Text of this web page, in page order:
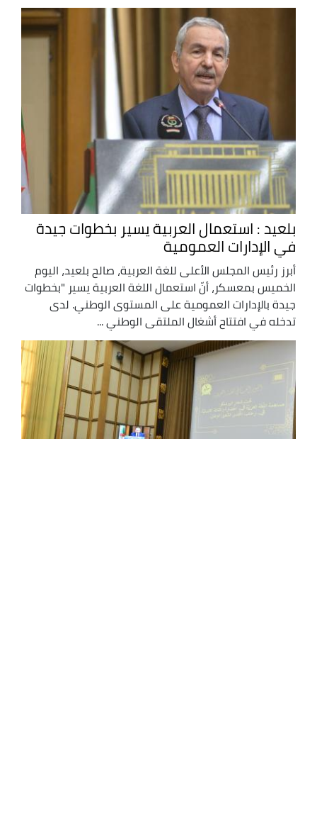
بلعيد : استعمال العربية يسير بخطوات جيدة
في الإدارات العمومية
أبرز رئيس المجلس الأعلى للغة العربية، صالح بلعيد، اليوم
الخميس بمعسكر، أنّ استعمال اللغة العربية يسير "بخطوات
جيدة بالإدارات العمومية على المستوى الوطني. لدى
تدخله في افتتاح أشغال الملتقى الوطني ...